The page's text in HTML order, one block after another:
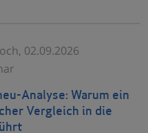
02.09.2026
Analyse: Warum ein
Vergleich in die